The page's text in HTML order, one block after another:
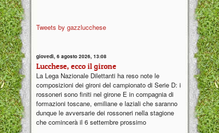
Tweets by gazzlucchese
giovedì, 6 agosto 2026, 13:08
Lucchese, ecco il girone
La Lega Nazionale Dilettanti ha reso note le
composizioni dei gironi del campionato di Serie D: i
rossoneri sono finiti nel girone E in compagnia di
formazioni toscane, emiliane e laziali che saranno
dunque le avversarie dei rossoneri nella stagione
che comincerà il 6 settembre prossimo